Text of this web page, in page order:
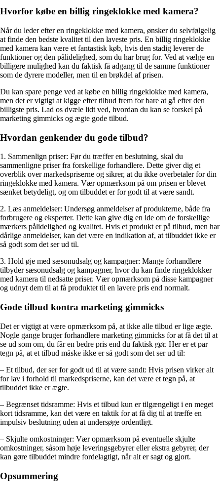
Hvorfor købe en billig ringeklokke med kamera?
Når du leder efter en ringeklokke med kamera, ønsker du selvfølgelig
at finde den bedste kvalitet til den laveste pris. En billig ringeklokke
med kamera kan være et fantastisk køb, hvis den stadig leverer de
funktioner og den pålidelighed, som du har brug for. Ved at vælge en
billigere mulighed kan du faktisk få adgang til de samme funktioner
som de dyrere modeller, men til en brøkdel af prisen.
Du kan spare penge ved at købe en billig ringeklokke med kamera,
men det er vigtigt at kigge efter tilbud frem for bare at gå efter den
billigste pris. Lad os dvæle lidt ved, hvordan du kan se forskel på
marketing gimmicks og ægte gode tilbud.
Hvordan genkender du gode tilbud?
1. Sammenlign priser: Før du træffer en beslutning, skal du
sammenligne priser fra forskellige forhandlere. Dette giver dig et
overblik over markedspriserne og sikrer, at du ikke overbetaler for din
ringeklokke med kamera. Vær opmærksom på om prisen er blevet
sænket betydeligt, og om tilbuddet er for godt til at være sandt.
2. Læs anmeldelser: Undersøg anmeldelser af produkterne, både fra
forbrugere og eksperter. Dette kan give dig en ide om de forskellige
mærkers pålidelighed og kvalitet. Hvis et produkt er på tilbud, men har
dårlige anmeldelser, kan det være en indikation af, at tilbuddet ikke er
så godt som det ser ud til.
3. Hold øje med sæsonudsalg og kampagner: Mange forhandlere
tilbyder sæsonudsalg og kampagner, hvor du kan finde ringeklokker
med kamera til nedsatte priser. Vær opmærksom på disse kampagner
og udnyt dem til at få produktet til en lavere pris end normalt.
Gode tilbud kontra marketing gimmicks
Det er vigtigt at være opmærksom på, at ikke alle tilbud er lige ægte.
Nogle gange bruger forhandlere marketing gimmicks for at få det til at
se ud som om, du får en bedre pris end du faktisk gør. Her er et par
tegn på, at et tilbud måske ikke er så godt som det ser ud til:
– Et tilbud, der ser for godt ud til at være sandt: Hvis prisen virker alt
for lav i forhold til markedspriserne, kan det være et tegn på, at
tilbuddet ikke er ægte.
– Begrænset tidsramme: Hvis et tilbud kun er tilgængeligt i en meget
kort tidsramme, kan det være en taktik for at få dig til at træffe en
impulsiv beslutning uden at undersøge ordentligt.
– Skjulte omkostninger: Vær opmærksom på eventuelle skjulte
omkostninger, såsom høje leveringsgebyrer eller ekstra gebyrer, der
kan gøre tilbuddet mindre fordelagtigt, når alt er sagt og gjort.
Opsummering